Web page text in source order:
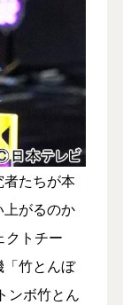
たちが本
がるのか
クトチー
竹とんぼ
ンボ竹とん